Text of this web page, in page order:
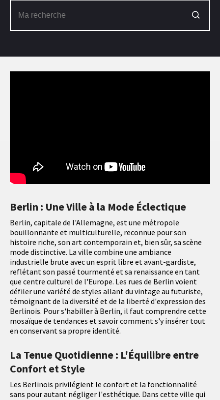
Berlin : Une Ville à la Mode Éclectique
Berlin, capitale de l'Allemagne, est une métropole
bouillonnante et multiculturelle, reconnue pour son
histoire riche, son art contemporain et, bien sûr, sa scène
mode distinctive. La ville combine une ambiance
industrielle brute avec un esprit libre et avant-gardiste,
reflétant son passé tourmenté et sa renaissance en tant
que centre culturel de l'Europe. Les rues de Berlin voient
défiler une variété de styles allant du vintage au futuriste,
témoignant de la diversité et de la liberté d'expression des
Berlinois. Pour s'habiller à Berlin, il faut comprendre cette
mosaïque de tendances et savoir comment s'y insérer tout
en conservant sa propre identité.
La Tenue Quotidienne : L'Équilibre entre
Confort et Style
Les Berlinois privilégient le confort et la fonctionnalité
sans pour autant négliger l'esthétique. Dans cette ville qui